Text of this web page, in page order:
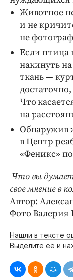
Животное
и не
не
Если птица
накинуть
ткань —
Что
на
Обнаружив
в Центр
«Феникс»
Что вы
свое мнение в
Автор:
Фото
Нашли в тексте
Выделите её и